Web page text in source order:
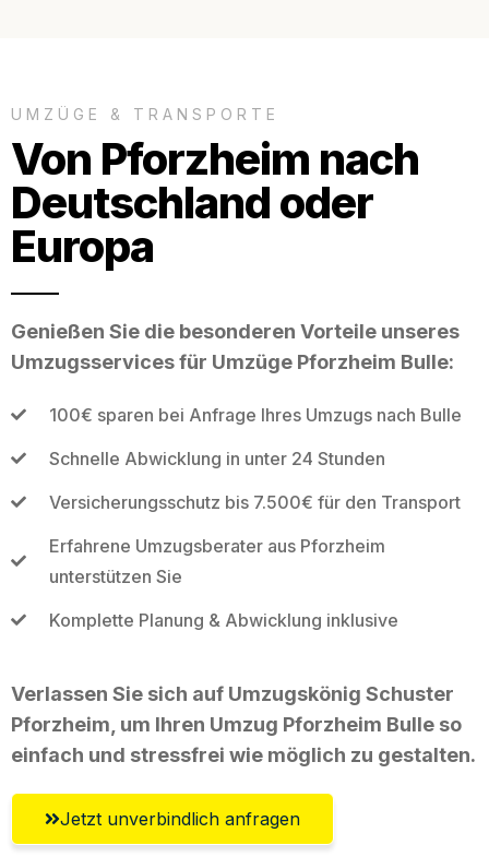
UMZÜGE & TRANSPORTE
Von Pforzheim nach
Deutschland oder
Europa
Genießen Sie die besonderen Vorteile unseres
Umzugsservices für Umzüge Pforzheim Bulle:
100€ sparen bei Anfrage Ihres Umzugs nach Bulle
Schnelle Abwicklung in unter 24 Stunden
Versicherungsschutz bis 7.500€ für den Transport
Erfahrene Umzugsberater aus Pforzheim
unterstützen Sie
Komplette Planung & Abwicklung inklusive
Verlassen Sie sich auf Umzugskönig Schuster
Pforzheim, um Ihren Umzug Pforzheim Bulle so
einfach und stressfrei wie möglich zu gestalten.
Jetzt unverbindlich anfragen